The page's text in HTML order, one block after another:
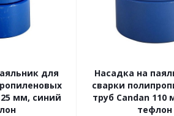
для
мм, синий
Насадка на
сварки
труб Candan 110
тефлон